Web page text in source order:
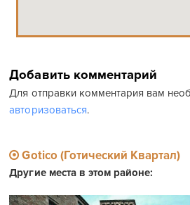
Добавить комментарий
Для отправки комментария вам
авторизоваться.
Gotico (Готический Квартал)
Другие места в этом районе: